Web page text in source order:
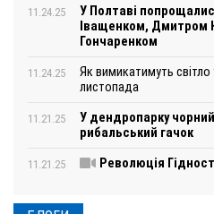
11.24.25
У Полтаві
Іващенком, Дмитром
Гончаренком
11.24.25
Як вимикатимуть світло
листопада
11.21.25
У дендропарку
рибальський гачок
11.21.25 Революція